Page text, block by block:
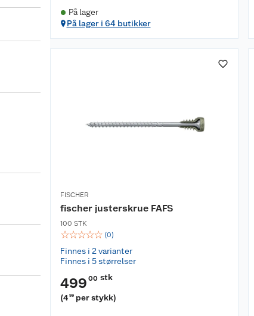
På lager
På lager i 64 butikker
FISCHER
fischer justerskrue FAFS
100 STK
☆☆☆☆☆ (0)
Finnes i 2 varianter
Finnes i 5 størrelser
499 00 stk
(4 99 per stykk)